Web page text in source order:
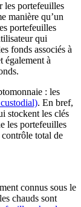
les portefeuilles
manière qu’un
portefeuilles
qui
fonds associés à
également à
: les
. En bref,
stockent les clés
les portefeuilles
total de
connus sous le
chauds sont